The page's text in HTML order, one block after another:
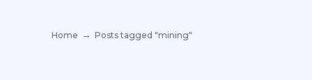
Home Posts tagged "mining"